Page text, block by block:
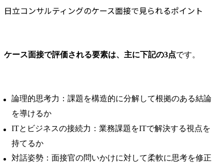
日立コンサルティングのケース面接で見られるポイント
ケース面接で評価される要素は、主に下記の3点です。
論理的思考力：課題を構造的に分解して根拠のある結論
を導けるか
ITとビジネスの接続力：業務課題をITで解決する視点を
持てるか
対話姿勢：面接官の問いかけに対して柔軟に思考を修正